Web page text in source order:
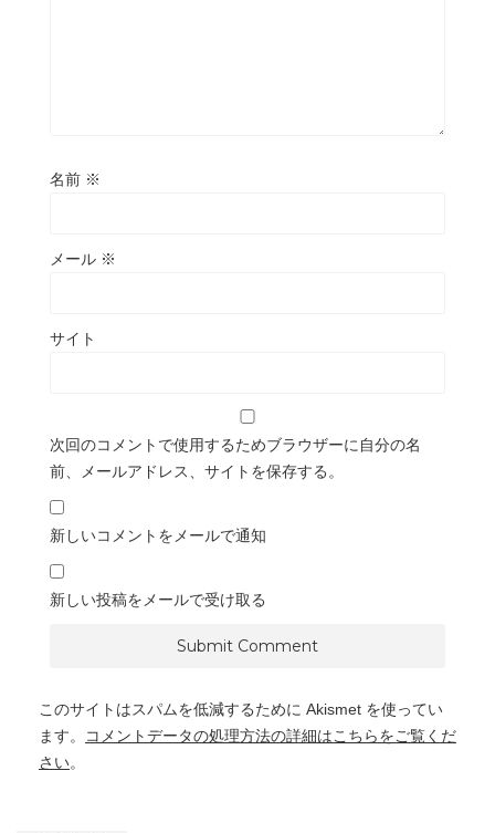
名前 ※
メール ※
サイト
次回のコメントで使用するためブラウザーに自分の名
前、メールアドレス、サイトを保存する。
新しいコメントをメールで通知
新しい投稿をメールで受け取る
このサイトはスパムを低減するために Akismet を使ってい
ます。
コメントデータの処理方法の詳細はこちらをご覧くだ
さい。